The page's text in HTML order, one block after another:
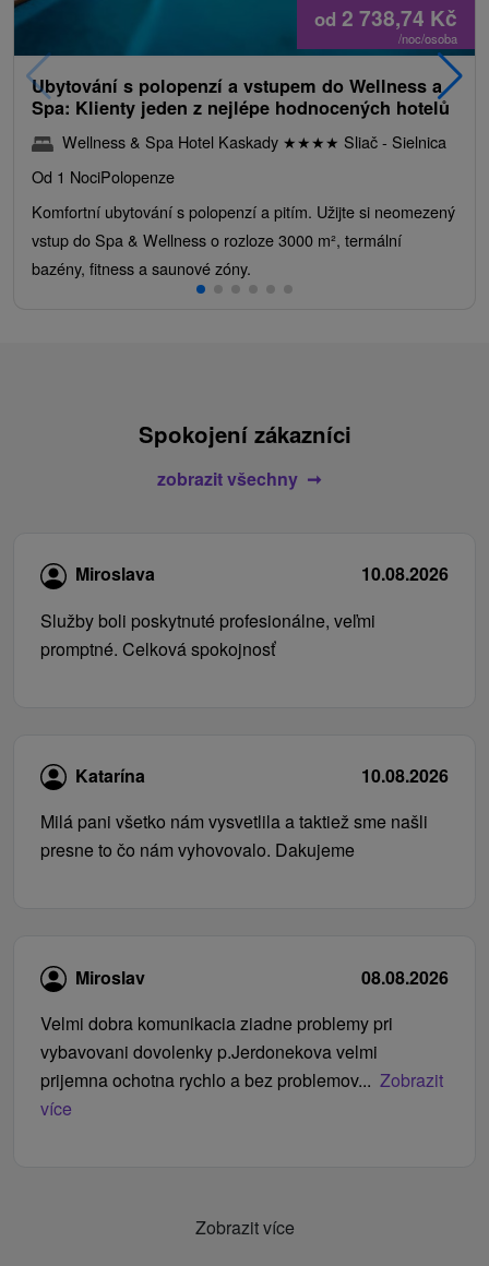
od 2 738,74 Kč
/noc/osoba
Ubytování s polopenzí a vstupem do Wellness a
Spa: Klienty jeden z nejlépe hodnocených hotelů
Wellness & Spa Hotel Kaskady ★★★★ Sliač - Sielnica
Od 1 NociPolopenze
Komfortní ubytování s polopenzí a pitím. Užijte si neomezený
vstup do Spa & Wellness o rozloze 3000 m², termální
bazény, fitness a saunové zóny.
Spokojení zákazníci
zobrazit všechny
Miroslava
10.08.2026
Služby boli poskytnuté profesionálne, veľmi
promptné. Celková spokojnosť
Katarína
10.08.2026
Milá pani všetko nám vysvetlila a taktiež sme našli
presne to čo nám vyhovovalo. Dakujeme
Miroslav
08.08.2026
Velmi dobra komunikacia ziadne problemy pri
vybavovani dovolenky p.Jerdonekova velmi
prijemna ochotna rychlo a bez problemov... Zobrazit
více
Zobrazit více